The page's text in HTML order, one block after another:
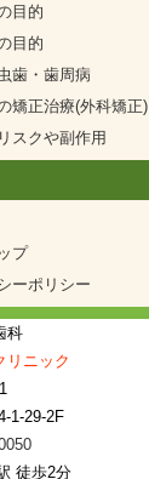
目的
目的
歯・歯周病
矯正治療(外科矯正)
スクや副作用
プ
ーポリシー
科
リニック
1-29-2F
徒歩2分